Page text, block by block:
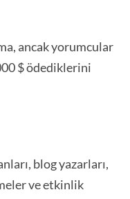
ancak yorumcular
$ ödediklerini
blog yazarları,
ve etkinlik